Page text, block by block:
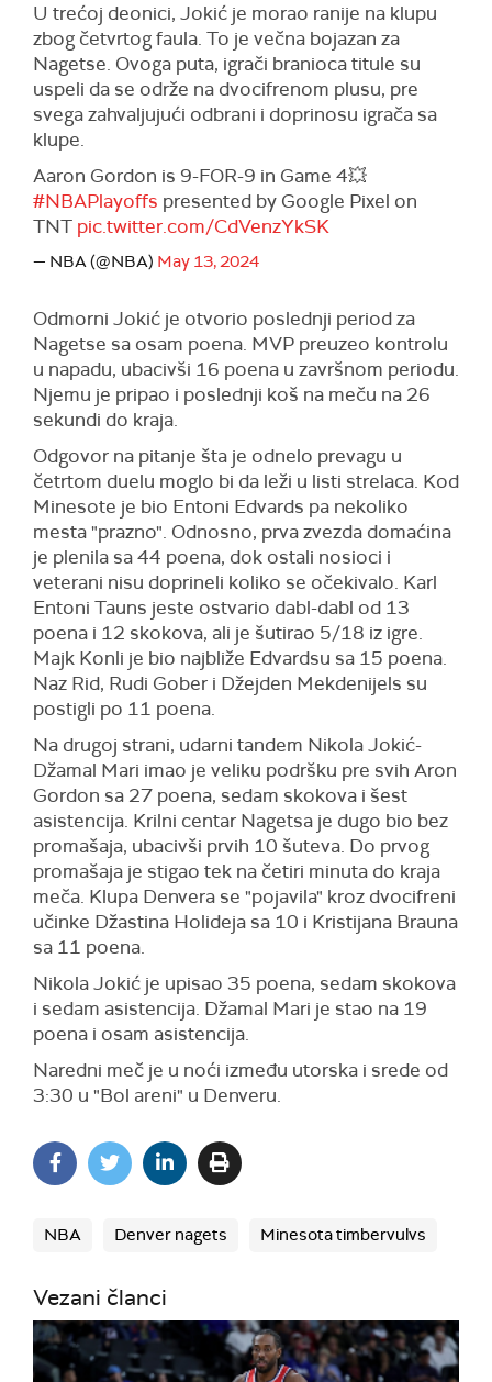
U trećoj deonici, Jokić je morao ranije na klupu
zbog četvrtog faula. To je večna bojazan za
Nagetse. Ovoga puta, igrači branioca titule su
uspeli da se održe na dvocifrenom plusu, pre
svega zahvaljujući odbrani i doprinosu igrača sa
klupe.
Aaron Gordon is 9-FOR-9 in Game 4💥
#NBAPlayoffs presented by Google Pixel on
TNT pic.twitter.com/CdVenzYkSK
— NBA (@NBA) May 13, 2024
Odmorni Jokić je otvorio poslednji period za
Nagetse sa osam poena. MVP preuzeo kontrolu
u napadu, ubacivši 16 poena u završnom periodu.
Njemu je pripao i poslednji koš na meču na 26
sekundi do kraja.
Odgovor na pitanje šta je odnelo prevagu u
četrtom duelu moglo bi da leži u listi strelaca. Kod
Minesote je bio Entoni Edvards pa nekoliko
mesta "prazno". Odnosno, prva zvezda domaćina
je plenila sa 44 poena, dok ostali nosioci i
veterani nisu doprineli koliko se očekivalo. Karl
Entoni Tauns jeste ostvario dabl-dabl od 13
poena i 12 skokova, ali je šutirao 5/18 iz igre.
Majk Konli je bio najbliže Edvardsu sa 15 poena.
Naz Rid, Rudi Gober i Džejden Mekdenijels su
postigli po 11 poena.
Na drugoj strani, udarni tandem Nikola Jokić-
Džamal Mari imao je veliku podršku pre svih Aron
Gordon sa 27 poena, sedam skokova i šest
asistencija. Krilni centar Nagetsa je dugo bio bez
promašaja, ubacivši prvih 10 šuteva. Do prvog
promašaja je stigao tek na četiri minuta do kraja
meča. Klupa Denvera se "pojavila" kroz dvocifreni
učinke Džastina Holideja sa 10 i Kristijana Brauna
sa 11 poena.
Nikola Jokić je upisao 35 poena, sedam skokova
i sedam asistencija. Džamal Mari je stao na 19
poena i osam asistencija.
Naredni meč je u noći između utorska i srede od
3:30 u "Bol areni" u Denveru.
NBA Denver nagets Minesota timbervulvs
Vezani članci